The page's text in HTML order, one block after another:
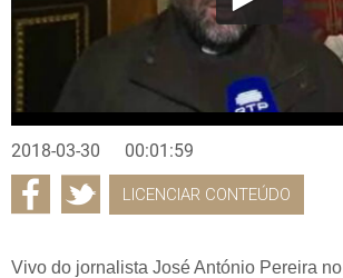
2018-03-30 00:01:59
LICENCIAR CONTEÚDO
Vivo do jornalista José António Pereira